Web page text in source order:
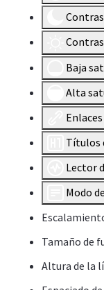
Baja
Alta
Títulos
Lector
Modo
Tamaño de
Altura de la